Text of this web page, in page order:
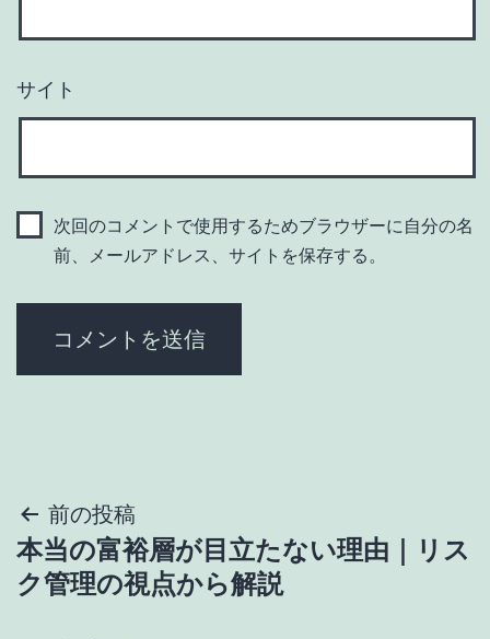
サイト
次回のコメントで使用するためブラウザーに自分の名
前、メールアドレス、サイトを保存する。
投
稿
前の投稿
本当の富裕層が目立たない理由｜リス
ク管理の視点から解説